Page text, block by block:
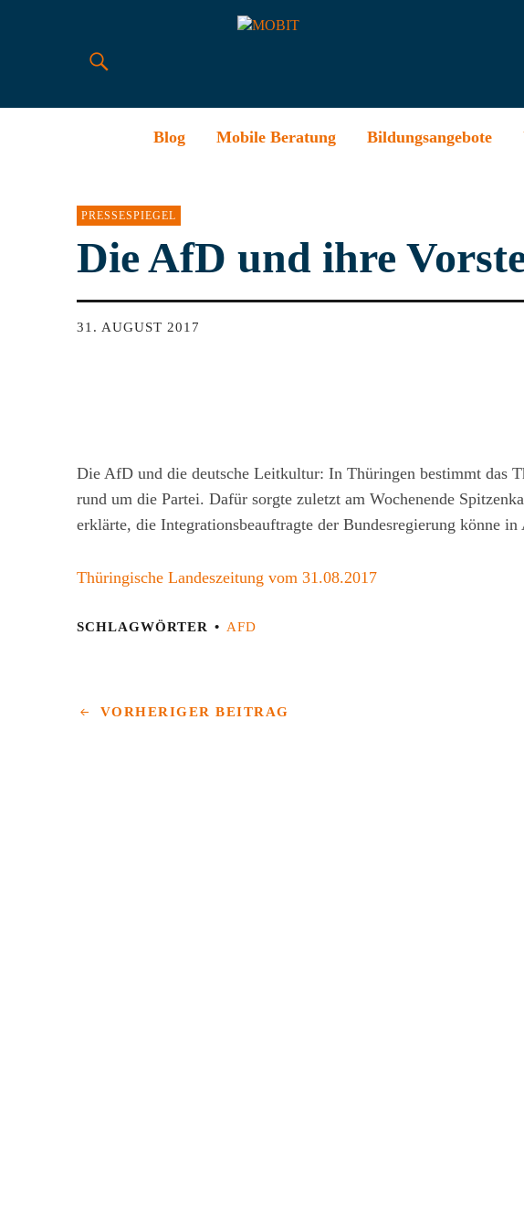
Blog Mobile Beratung Bildungsangebote
PRESSESPIEGEL
Die AfD und ihre
31. AUGUST 2017
Die AfD und die deutsche Leitkultur: In Thüringen bestimmt das
rund um die Partei. Dafür sorgte zuletzt am Wochenende
erklärte, die Integrationsbeauftragte der Bundesregierung könne
Thüringische Landeszeitung vom 31.08.2017
SCHLAGWÖRTER AFD
VORHERIGER BEITRAG